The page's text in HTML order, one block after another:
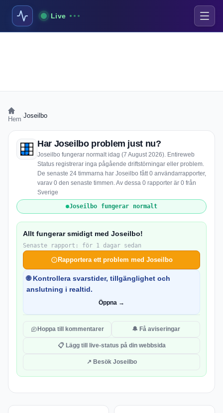
Live
Hem Joseilbo
Har Joseilbo problem just nu?
Joseilbo fungerar normalt idag (7 August 2026). Entireweb
Status registrerar inga pågående driftstörningar eller problem.
De senaste 24 timmarna har Joseilbo fått 0 användarrapporter,
varav 0 den senaste timmen. Av dessa 0 rapporter är 0 från
Sverige
Joseilbo fungerar normalt
Allt fungerar smidigt med Joseilbo!
Senaste rapport: för 1 dagar sedan
Rapportera ett problem med Joseilbo
🌐 Kontrollera svarstider, tillgänglighet och
anslutning i realtid.
Öppna →
Hoppa till kommentarer 🔔 Få aviseringar
📋 Lägg till live-status på din webbsida
↗ Besök Joseilbo